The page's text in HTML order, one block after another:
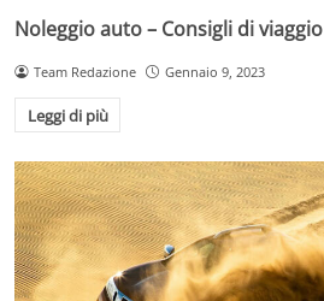
Noleggio auto – Consigli di viaggio
Team Redazione Gennaio 9, 2023
Leggi di più